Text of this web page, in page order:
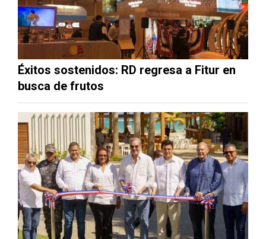
Éxitos sostenidos: RD regresa a Fitur en
busca de frutos